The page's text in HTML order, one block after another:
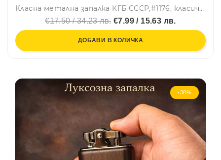
Класна метална запалка КГБ СССР,#1176, класически дизайн, на газ с камъче и подаръчна кутия
€17.50 / 34.23 лв.€7.99 / 15.63 лв.
ДОБАВИ В КОЛИЧКА
-38%